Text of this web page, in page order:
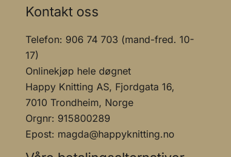
Kontakt oss
Telefon: 906 74 703 (mand-fred. 10-
17)
Onlinekjøp hele døgnet
Happy Knitting AS, Fjordgata 16,
7010 Trondheim, Norge
Orgnr: 915800289
Epost: magda@happyknitting.no